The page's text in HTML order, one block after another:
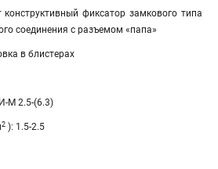
фиксатор замкового типа
соединения с разъемом «папа»
в блистерах
М 2.5-(6.3)
2 ): 1.5-2.5